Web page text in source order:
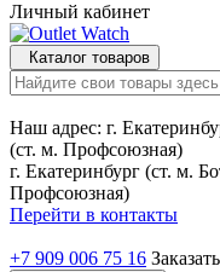
Личный кабинет
Каталог товаров
Наш адрес: г.
(ст. м. Профсоюзная)
г. Екатеринбург (ст. м.
Профсоюзная)
Перейти в контакты
+7 909 006 75 16